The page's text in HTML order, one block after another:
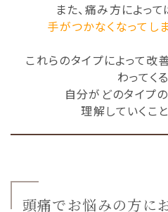
また、痛み方によって
手がつかなくなってし
これらのタイプによって
わってく
自分がどのタイプ
理解していくこ
頭痛でお悩みの方に